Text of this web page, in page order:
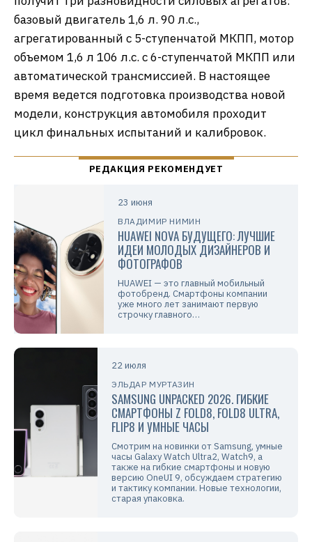
базовый двигатель 1,6 л. 90 л.с.,
агрегатированный с 5-ступенчатой МКПП, мотор
объемом 1,6 л 106 л.с. с 6-ступенчатой МКПП или
автоматической трансмиссией. В настоящее
время ведется подготовка производства новой
модели, конструкция автомобиля проходит
цикл финальных испытаний и калибровок.
23 июня
ВЛАДИМИР НИМИН
HUAWEI NOVA БУДУЩЕГО: ЛУЧШИЕ
ИДЕИ МОЛОДЫХ ДИЗАЙНЕРОВ И
ФОТОГРАФОВ
HUAWEI — это главный мобильный
фотобренд. Смартфоны компании
уже много лет занимают первую
строчку главного…
22 июля
ЭЛЬДАР МУРТАЗИН
SAMSUNG UNPACKED 2026. ГИБКИЕ
СМАРТФОНЫ Z FOLD8, FOLD8 ULTRA,
FLIP8 И УМНЫЕ ЧАСЫ
Смотрим на новинки от Samsung, умные
часы Galaxy Watch Ultra2, Watch9, а
также на гибкие смартфоны и новую
версию OneUI 9, обсуждаем стратегию
и тактику компании. Новые технологии,
старая упаковка.